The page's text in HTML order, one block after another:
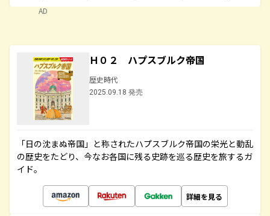
AD
Ｈ０２ ハプスブルク帝国
歴史時代
2025.09.18 発売
「日の沈まぬ帝国」と称されたハプスブルク帝国の栄光と動乱
の歴史をたどり、今なお各国に残る史跡を巡る歴史を旅するガ
イド。
詳細を見る